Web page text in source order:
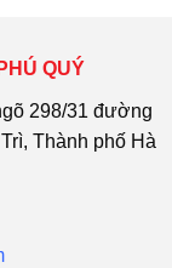
QUÝ
298/31 đường
Thành phố Hà